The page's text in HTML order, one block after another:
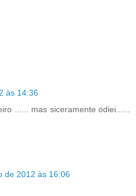
às 14:36
...... mas siceramente odiei......
de 2012 às 16:06